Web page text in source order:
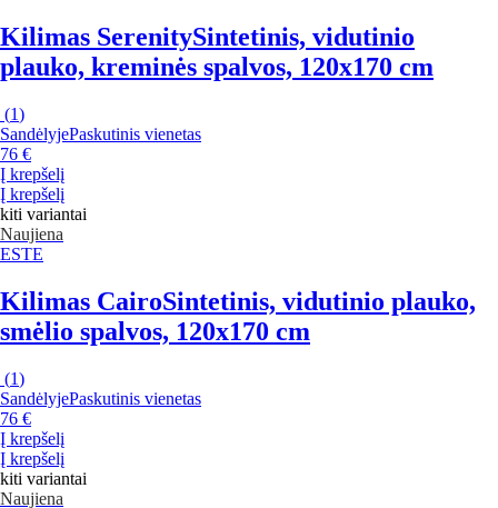
Kilimas SerenitySintetinis, vidutinio
plauko, kreminės spalvos, 120x170 cm
(1)
SandėlyjePaskutinis vienetas
76 €
Į krepšelį
Į krepšelį
kiti variantai
Naujiena
ESTE
Kilimas CairoSintetinis, vidutinio plauko,
smėlio spalvos, 120x170 cm
(1)
SandėlyjePaskutinis vienetas
76 €
Į krepšelį
Į krepšelį
kiti variantai
Naujiena